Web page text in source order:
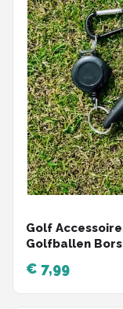
Golf
Golfballen
€ 7,99